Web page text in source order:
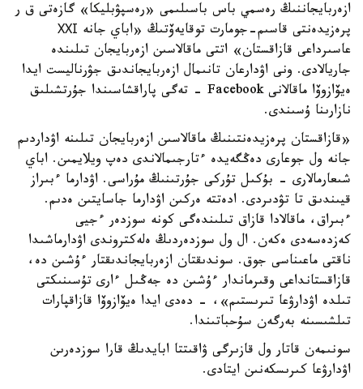
ازەربايجاننىڭ رەسمي باس باسىلىمى «رەسپۋبليكا» گازەتى ق ر
پرەزيدەنتى قاسىم-جومارت توقايەۆتىڭ «اباي جانە ХХІ
عاسىرداعى قازاقستان» اتتى ماقالاسىن ازەربايجان تىلىندە
جاريالادى. ونى اۋدارعان تانىمال ازەربايجاندىق جۋرناليست ايدا
ەيۆازوۆا ماقالانى Facebook - تەگى پاراقشاسىندا جۇرتشىلىق
نازارىنا ۇسىندى.
«قازاقستان پرەزيدەنتىنىڭ ماقالاسىن ازەربايجان تىلىنە اۋداردىم
جانە ول جوعارى دەڭگەيدە ءتارجىمالاندى دەپ ويلايمىن. اباي
شىعارمالارى - بۇكىل تۇركى جۇرتىنىڭ مۇراسى. اۋدارما ءبىراز
قيىندىق تا تۋدىردى. ادەتتە ەركىن اۋدارما جاسايتىن ەدىم.
ءبىراق، ماقالادا قازاق تىلىندەگى كونە سوزدەر ءجيى
كەزدەسەدى ەكەن. ال ول سوزدەردىڭ ەلەكتروندى اۋدارماشىدا
ناقتى ماعىناسى جوق. سوندىقتان ازەربايجاندىقتار ءۇشىن دە،
قازاقستانداعى وقىرماندار ءۇشىن دە جەڭىل ءارى تۇسىنىكتى
تىلدە اۋدارۋعا تىرىستىم»، - دەدى ايدا ەيۆازوۆا قازاقپارات
تىلشىسىنە بەرگەن سۇحباتىندا.
سونىمەن قاتار ول قازىرگى ۋاقىتتا ابايدىڭ قارا سوزدەرىن
اۋدارۋعا كىرىسكەنىن ايتادى.